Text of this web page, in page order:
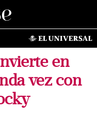
en
vez con